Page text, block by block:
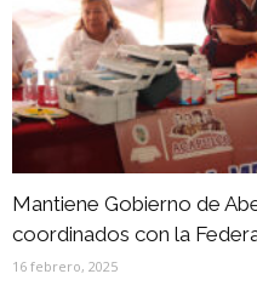
Mantiene Gobierno de
coordinados con la
16 febrero, 2025